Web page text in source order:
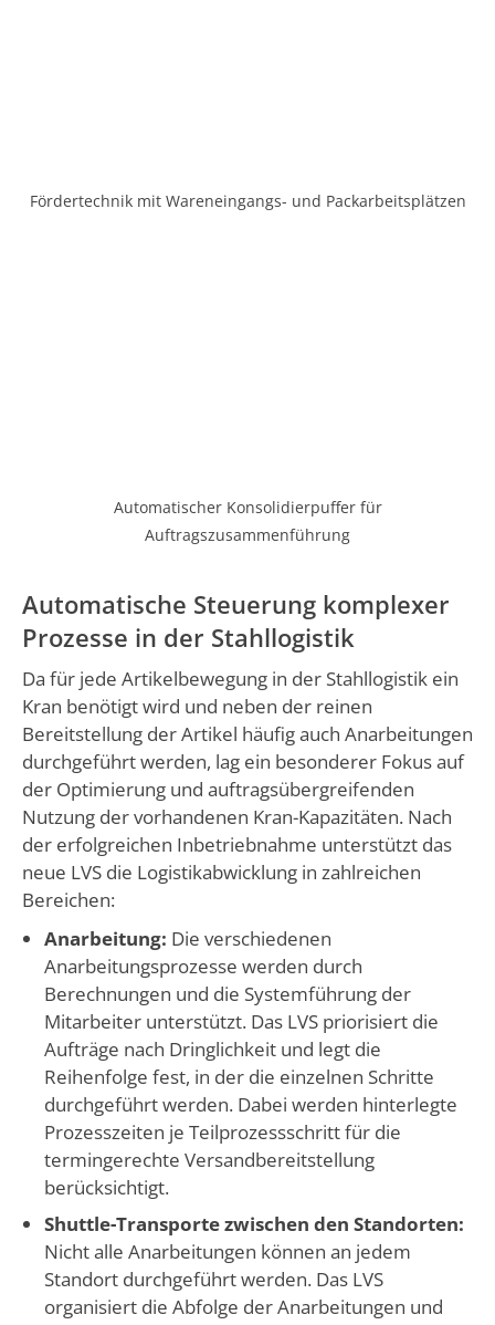
Fördertechnik mit Wareneingangs- und Packarbeitsplätzen
Automatischer Konsolidierpuffer für
Auftragszusammenführung
Automatische Steuerung komplexer
Prozesse in der Stahllogistik
Da für jede Artikelbewegung in der Stahllogistik ein
Kran benötigt wird und neben der reinen
Bereitstellung der Artikel häufig auch Anarbeitungen
durchgeführt werden, lag ein besonderer Fokus auf
der Optimierung und auftragsübergreifenden
Nutzung der vorhandenen Kran-Kapazitäten. Nach
der erfolgreichen Inbetriebnahme unterstützt das
neue LVS die Logistikabwicklung in zahlreichen
Bereichen:
Anarbeitung: Die verschiedenen
Anarbeitungsprozesse werden durch
Berechnungen und die Systemführung der
Mitarbeiter unterstützt. Das LVS priorisiert die
Aufträge nach Dringlichkeit und legt die
Reihenfolge fest, in der die einzelnen Schritte
durchgeführt werden. Dabei werden hinterlegte
Prozesszeiten je Teilprozessschritt für die
termingerechte Versandbereitstellung
berücksichtigt.
Shuttle-Transporte zwischen den Standorten:
Nicht alle Anarbeitungen können an jedem
Standort durchgeführt werden. Das LVS
organisiert die Abfolge der Anarbeitungen und